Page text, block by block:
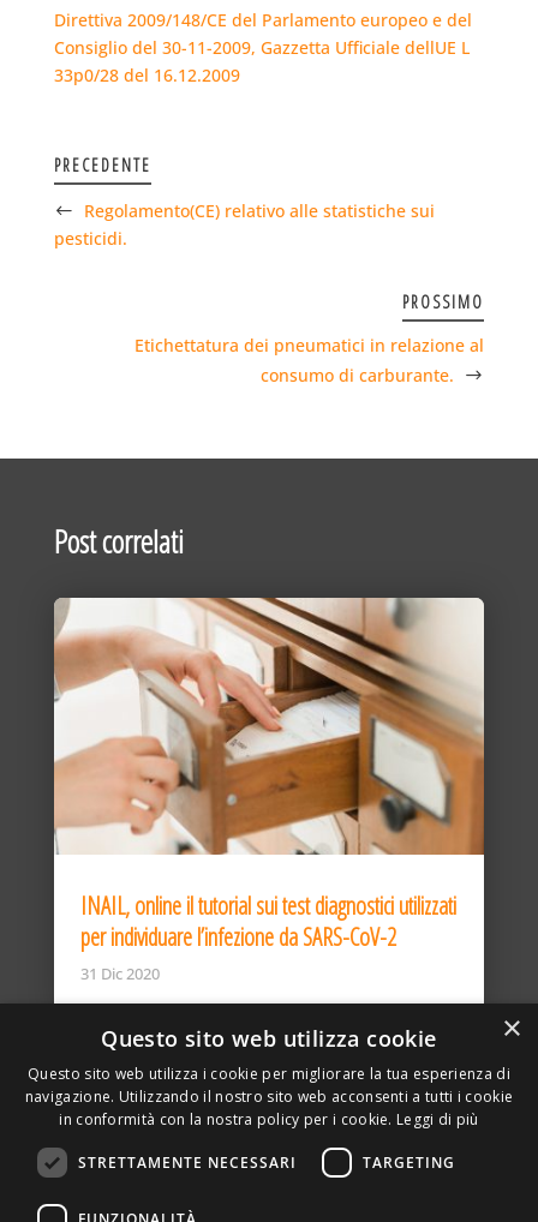
Direttiva 2009/148/CE del Parlamento europeo e del
Consiglio del 30-11-2009, Gazzetta Ufficiale dellUE L
33p0/28 del 16.12.2009
PRECEDENTE
Regolamento(CE) relativo alle statistiche sui
pesticidi.
PROSSIMO
Etichettatura dei pneumatici in relazione al
consumo di carburante.
Post correlati
INAIL, online il tutorial sui test diagnostici utilizzati
per individuare l’infezione da SARS-CoV-2
31 Dic 2020
×
Questo sito web utilizza cookie
Questo sito web utilizza i cookie per migliorare la tua esperienza di
navigazione. Utilizzando il nostro sito web acconsenti a tutti i cookie
in conformità con la nostra policy per i cookie. Leggi di più
STRETTAMENTE NECESSARI TARGETING